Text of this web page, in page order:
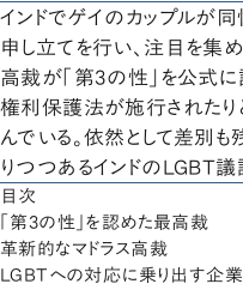
インドでゲイのカップルが
申し立てを行い、注目を集
高裁が「第3の性」を公式に
権利保護法が施行された
んでいる。依然として差別
りつつあるインドのLGBT議
目次
「第3の性」を認めた最高裁
革新的なマドラス高裁
LGBTへの対応に乗り出す企業